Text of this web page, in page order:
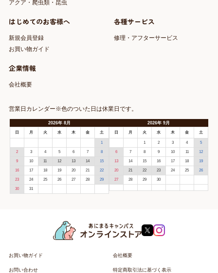
アクア・爬虫類・昆虫
はじめてのお客様へ
新規会員登録
お買い物ガイド
各種サービス
修理・アフターサービス
企業情報
会社概要
営業日カレンダー※色のついた日は休業日です。
2026年 8月
日 月 火 水 木 金 土
1
2 3 4 5 6 7 8
9 10 11 12 13 14 15
16 17 18 19 20 21 22
23 24 25 26 27 28 29
30 31
2026年9月
日 月 火 水 木 金 土
1 2 3 4 5
6 7 8 9 10 11 12
13 14 15 16 17 18 19
20 21 22 23 24 25 26
27 28 29 30
お買い物ガイド 会社概要
お問い合わせ 特定商取引法に基づく表示